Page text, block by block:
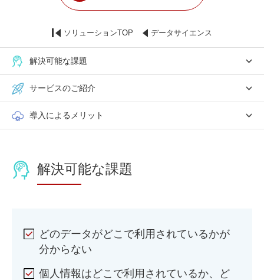
ソリューションTOP データサイエンス
解決可能な課題
サービスのご紹介
導入によるメリット
解決可能な課題
どのデータがどこで利用されているかが
分からない
個人情報はどこで利用されているか、ど